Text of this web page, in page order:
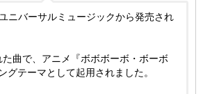
ニバーサルミュージックから発売され
曲で、アニメ『ボボボーボ・ボーボ
グテーマとして起用されました。